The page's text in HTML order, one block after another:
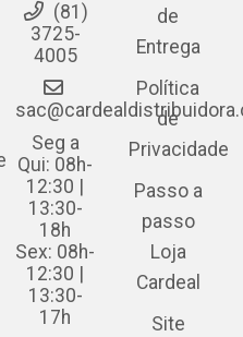
(81)
3725-
4005
Seg a
Qui: 08h-
12:30 |
13:30-
18h
Sex: 08h-
12:30 |
13:30-
17h
de
Entrega
Política
de
Privacidade
Passo a
passo
Loja
Cardeal
Site